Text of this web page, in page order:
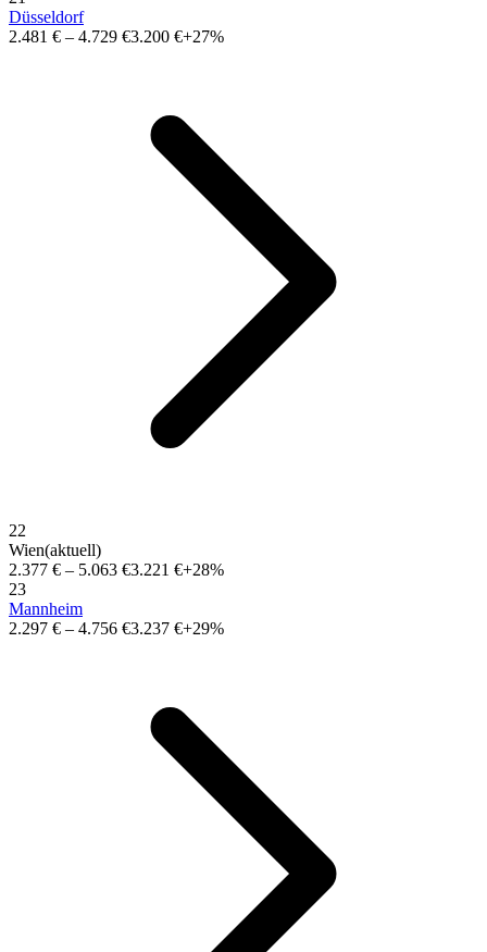
Düsseldorf
2.481 € – 4.729 €3.200 €+27%
22
Wien(aktuell)
2.377 € – 5.063 €3.221 €+28%
23
Mannheim
2.297 € – 4.756 €3.237 €+29%